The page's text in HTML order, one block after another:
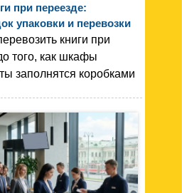
при переезде:
упаковки и перевозки
книги при
того, как шкафы
заполнятся коробками